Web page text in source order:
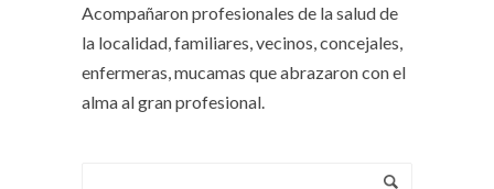
Acompañaron profesionales de la salud de
la localidad, familiares, vecinos, concejales,
enfermeras, mucamas que abrazaron con el
alma al gran profesional.